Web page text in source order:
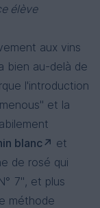
élève
aux vins
bien au-delà de
l'introduction
et la
blanc
et
de rosé qui
7", et plus
méthode